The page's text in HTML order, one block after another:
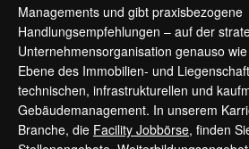
Managements und gibt praxisbezogene
Handlungsempfehlungen – auf der
Unternehmensorganisation genauso
Ebene des Immobilien- und
technischen, infrastrukturellen und
Gebäudemanagement. In unserem
Branche, die Facility Jobbörse, finden